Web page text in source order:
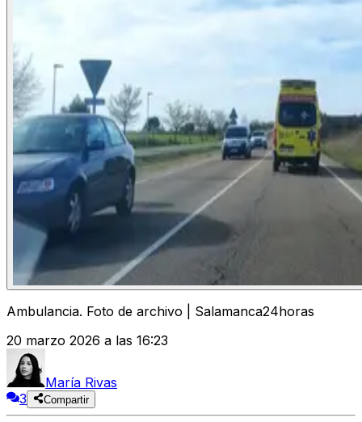
Ambulancia. Foto de archivo | Salamanca24horas
20 marzo 2026 a las 16:23
María Rivas
3
Compartir